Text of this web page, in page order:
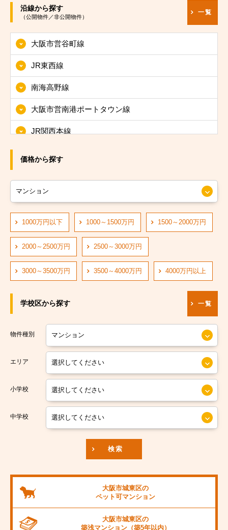
大阪市大正区
大阪市浪速区
大阪市西淀川区
大阪市東淀川区
大阪市東成区
大阪市生野区
大阪市旭区
大阪市城東区
大阪市阿倍野区
大阪市住吉区
大阪市東住吉区
大阪市西成区
大阪市住之江区
大阪市平野区
大阪市北区
大阪市中央区
沿線から探す
（公開物件／非公開物件）
一覧
大阪市営谷町線
JR東西線
南海高野線
大阪市営南港ポートタウン線
JR関西本線
大阪市営長堀鶴見緑地線
大阪市営四つ橋線
阪神なんば線
阪急神戸線
阪堺電軌阪堺線
大阪市営今里筋線
大阪市営堺筋線
南海本線
南海汐見橋線
京阪本線
JR阪和線
価格から探す
1000万円以下 1000～1500万円 1500～2000万円
2000～2500万円 2500～3000万円
3000～3500万円 3500～4000万円 4000万円以上
学校区から探す 一覧
物件種別
エリア
小学校
中学校
検索
大阪市城東区の
ペット可マンション
大阪市城東区の
築浅マンション（築5年以内）